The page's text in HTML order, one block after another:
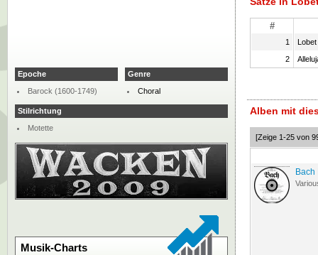
#
1
2
Alben mit
[Zeige 1-25 von
Bach
Epoche
Barock (1600-1749)
Genre
Choral
Stilrichtung
Motette
Musik-Charts